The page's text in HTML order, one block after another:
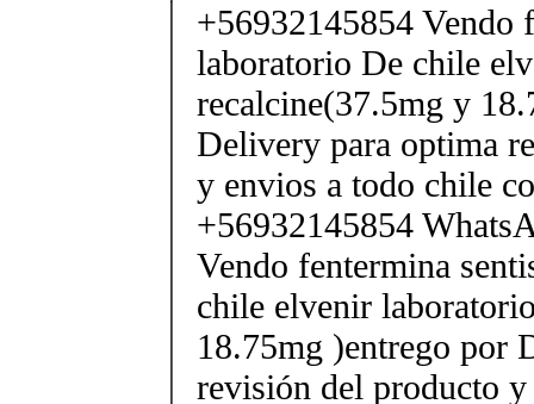
+56932145854 Vendo
laboratorio De chile
recalcine(37.5mg y
Delivery para optima
y envios a todo chile
+56932145854
Vendo fentermina
chile elvenir
18.75mg )entrego por
revisión del producto